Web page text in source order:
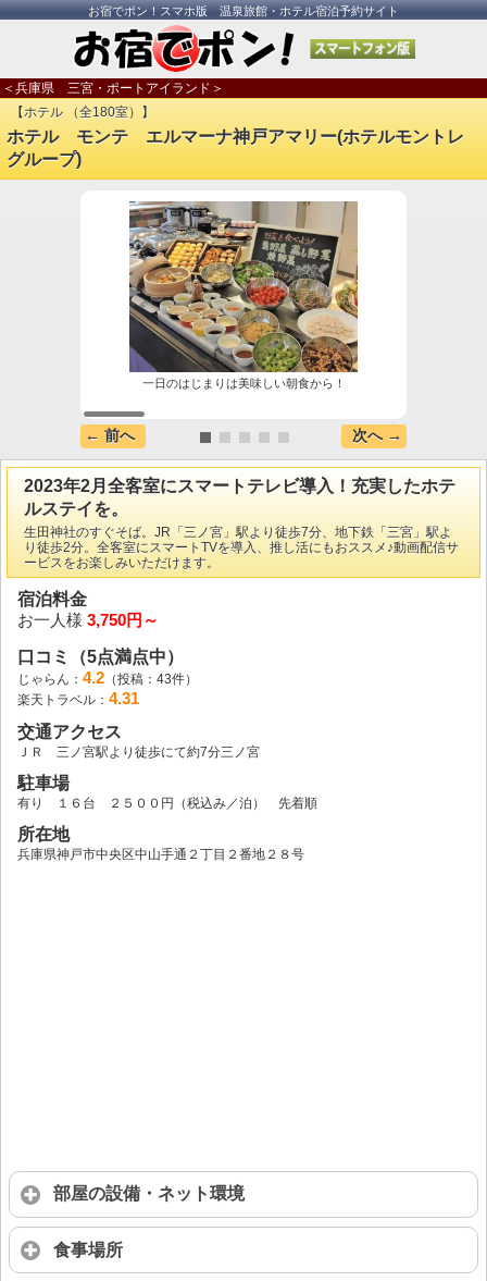
お宿でポン！スマホ版 温泉旅館・ホテル宿泊予約サイト
＜兵庫県 三宮・ポートアイランド＞
【ホテル （全180室）】
ホテル モンテ エルマーナ神戸アマリー(ホテルモントレ
グループ)
一日のはじまりは美味しい朝食から！
← 前へ 次へ →
2023年2月全客室にスマートテレビ導入！充実したホテ
ルステイを。
生田神社のすぐそば。JR「三ノ宮」駅より徒歩7分、地下鉄「三宮」駅よ
り徒歩2分。全客室にスマートTVを導入、推し活にもおススメ♪動画配信サ
ービスをお楽しみいただけます。
宿泊料金
お一人様 3,750円～
口コミ（5点満点中）
じゃらん： 4.2 （投稿：43件）
楽天トラベル： 4.31
交通アクセス
ＪＲ 三ノ宮駅より徒歩にて約7分三ノ宮
駐車場
有り １６台 ２５００円（税込み／泊） 先着順
所在地
兵庫県神戸市中央区中山手通２丁目２番地２８号
部屋の設備・ネット環境
食事場所